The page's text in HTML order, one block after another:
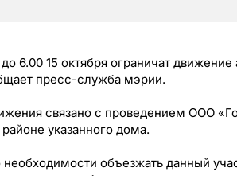
6.00 15 октября ограничат
пресс-служба мэрии.
связано с проведением ООО
указанного дома.
объезжать данный